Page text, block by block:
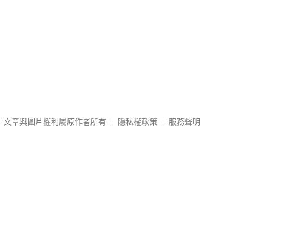
文章與圖片權利屬原作者所有 隱私權政策 服務聲明